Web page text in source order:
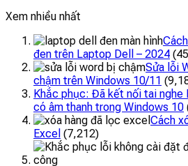
Xem nhiều nhất
đen trên Laptop Dell – 2024
Sửa lỗi
chậm trên Windows 10/11
Khắc phục: Đã kết nối tai nghe
có âm thanh trong Windows 10
Cách
Excel (7,212)